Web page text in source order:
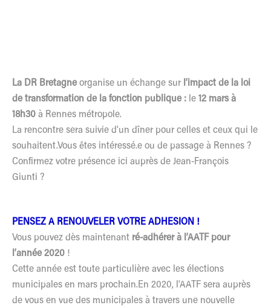
La DR Bretagne organise un échange sur l’impact de la loi
de transformation de la fonction publique : le 12 mars à
18h30 à Rennes métropole.
La rencontre sera suivie d’un dîner pour celles et ceux qui le
souhaitent.Vous êtes intéressé.e ou de passage à Rennes ?
Confirmez votre présence ici auprès de Jean-François
Giunti ?
PENSEZ A RENOUVELER VOTRE ADHESION !
Vous pouvez dès maintenant ré-adhérer à l’AATF pour
l’année 2020 !
Cette année est toute particulière avec les élections
municipales en mars prochain.En 2020, l’AATF sera auprès
de vous en vue des municipales à travers une nouvelle